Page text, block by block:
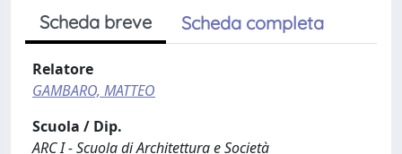
Scheda breve Scheda completa
Relatore
GAMBARO, MATTEO
Scuola / Dip.
ARC I - Scuola di Architettura e Società